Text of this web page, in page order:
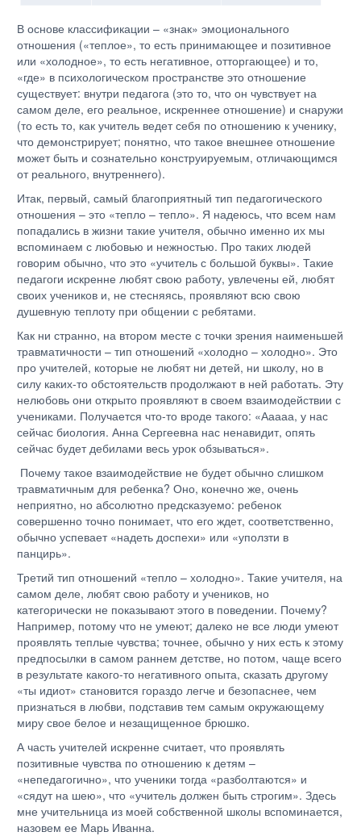
В основе классификации – «знак» эмоционального
отношения («теплое», то есть принимающее и позитивное
или «холодное», то есть негативное, отторгающее) и то,
«где» в психологическом пространстве это отношение
существует: внутри педагога (это то, что он чувствует на
самом деле, его реальное, искреннее отношение) и снаружи
(то есть то, как учитель ведет себя по отношению к ученику,
что демонстрирует; понятно, что такое внешнее отношение
может быть и сознательно конструируемым, отличающимся
от реального, внутреннего).
Итак, первый, самый благоприятный тип педагогического
отношения – это «тепло – тепло». Я надеюсь, что всем нам
попадались в жизни такие учителя, обычно именно их мы
вспоминаем с любовью и нежностью. Про таких людей
говорим обычно, что это «учитель с большой буквы». Такие
педагоги искренне любят свою работу, увлечены ей, любят
своих учеников и, не стесняясь, проявляют всю свою
душевную теплоту при общении с ребятами.
Как ни странно, на втором месте с точки зрения наименьшей
травматичности – тип отношений «холодно – холодно». Это
про учителей, которые не любят ни детей, ни школу, но в
силу каких-то обстоятельств продолжают в ней работать. Эту
нелюбовь они открыто проявляют в своем взаимодействии с
учениками. Получается что-то вроде такого: «Ааааа, у нас
сейчас биология. Анна Сергеевна нас ненавидит, опять
сейчас будет дебилами весь урок обзываться».
Почему такое взаимодействие не будет обычно слишком
травматичным для ребенка? Оно, конечно же, очень
неприятно, но абсолютно предсказуемо: ребенок
совершенно точно понимает, что его ждет, соответственно,
обычно успевает «надеть доспехи» или «уползти в
панцирь».
Третий тип отношений «тепло – холодно». Такие учителя, на
самом деле, любят свою работу и учеников, но
категорически не показывают этого в поведении. Почему?
Например, потому что не умеют; далеко не все люди умеют
проявлять теплые чувства; точнее, обычно у них есть к этому
предпосылки в самом раннем детстве, но потом, чаще всего
в результате какого-то негативного опыта, сказать другому
«ты идиот» становится гораздо легче и безопаснее, чем
признаться в любви, подставив тем самым окружающему
миру свое белое и незащищенное брюшко.
А часть учителей искренне считает, что проявлять
позитивные чувства по отношению к детям –
«непедагогично», что ученики тогда «разболтаются» и
«сядут на шею», что «учитель должен быть строгим». Здесь
мне учительница из моей собственной школы вспоминается,
назовем ее Марь Иванна.